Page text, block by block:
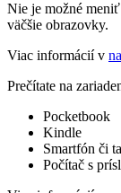
Nie je možné
väčšie obrazovky.
Viac informácií v
Prečítate na
Pocketbook
Kindle
Smartfón či
Počítač s